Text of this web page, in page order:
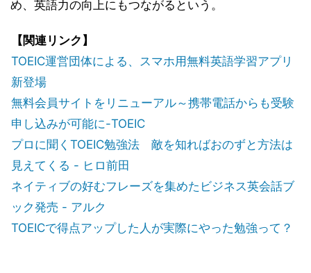
め、英語力の向上にもつながるという。
【関連リンク】
TOEIC運営団体による、スマホ用無料英語学習アプリ
新登場
無料会員サイトをリニューアル～携帯電話からも受験
申し込みが可能に-TOEIC
プロに聞くTOEIC勉強法 敵を知ればおのずと方法は
見えてくる - ヒロ前田
ネイティブの好むフレーズを集めたビジネス英会話ブ
ック発売 - アルク
TOEICで得点アップした人が実際にやった勉強って？